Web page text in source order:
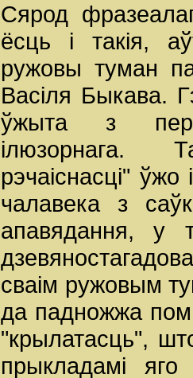
Сярод
ёсць і такія,
ружовы туман
Васіля Быкава.
ўжыта з
ілюзорнага.
рэчаіснасці"
чалавека з
апавядання, у
сваім ружовым
да падножжа
"крылатасць",
прыкладамі